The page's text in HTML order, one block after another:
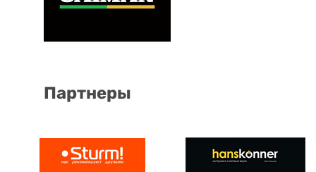
Партнеры